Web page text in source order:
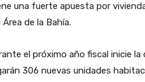
una fuerte apuesta por
de la Bahía.
el próximo año fiscal inicie
306 nuevas unidades